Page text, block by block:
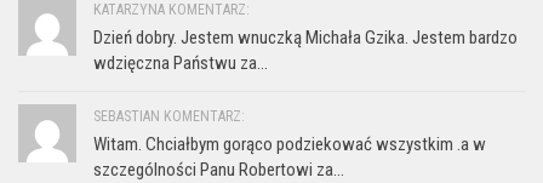
KATARZYNA KOMENTARZ:
Dzień dobry. Jestem wnuczką Michała Gzika. Jestem bardzo
wdzięczna Państwu za...
SEBASTIAN KOMENTARZ:
Witam. Chciałbym gorąco podziekować wszystkim .a w
szczególności Panu Robertowi za...